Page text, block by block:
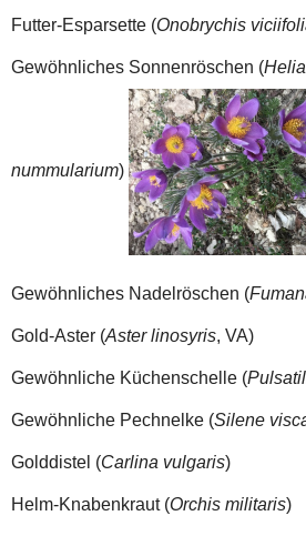
Futter-Esparsette (Onobrychis
Gewöhnliches Sonnenröschen (
nummularium)
Gewöhnliches Nadelröschen (
Gold-Aster (Aster linosyris, VA)
Gewöhnliche Küchenschelle (
Gewöhnliche Pechnelke (Silene
Golddistel (Carlina vulgaris)
Helm-Knabenkraut (Orchis militaris)